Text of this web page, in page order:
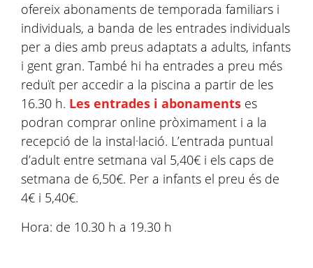
ofereix abonaments de temporada familiars i
individuals, a banda de les entrades individuals
per a dies amb preus adaptats a adults, infants
i gent gran. També hi ha entrades a preu més
reduït per accedir a la piscina a partir de les
16.30 h. Les entrades i abonaments es
podran comprar online pròximament i a la
recepció de la instal·lació. L’entrada puntual
d’adult entre setmana val 5,40€ i els caps de
setmana de 6,50€. Per a infants el preu és de
4€ i 5,40€.
Hora: de 10.30 h a 19.30 h